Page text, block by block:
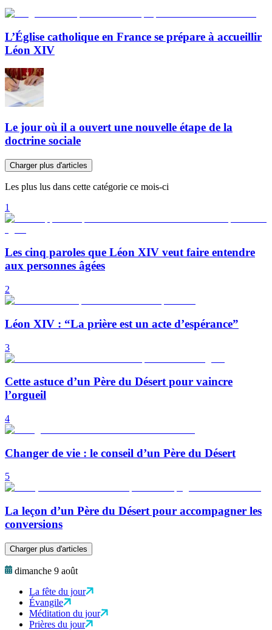
L’Église catholique en France se prépare à accueillir
Léon XIV
Le jour où il a ouvert une nouvelle étape de la
doctrine sociale
Charger plus d'articles
Les plus lus dans cette catégorie ce mois-ci
1
Les cinq paroles que Léon XIV veut faire entendre
aux personnes âgées
2
Léon XIV : “La prière est un acte d’espérance”
3
Cette astuce d’un Père du Désert pour vaincre
l’orgueil
4
Changer de vie : le conseil d’un Père du Désert
5
La leçon d’un Père du Désert pour accompagner les
conversions
Charger plus d'articles
dimanche 9 août
La fête du jour
Évangile
Méditation du jour
Prières du jour